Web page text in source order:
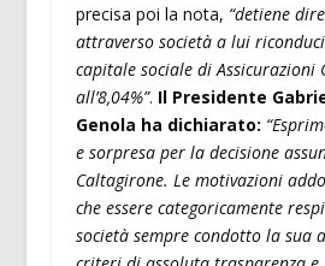
precisa poi la nota, “detiene
attraverso società a lui
capitale sociale di Assicurazioni
all’8,04%”. Il Presidente
Genola ha dichiarato:
e sorpresa per la decisione
Caltagirone. Le motivazioni
che essere categoricamente
società sempre condotto la sua